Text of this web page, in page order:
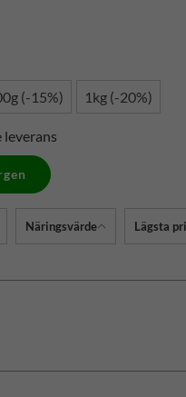
(-15%) 1kg (-20%)
leverans
Näringsvärde Lägsta